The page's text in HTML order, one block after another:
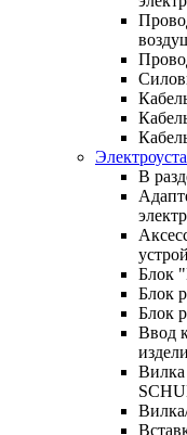
В
Блок
Блок
Блок
Ввод
Вилка